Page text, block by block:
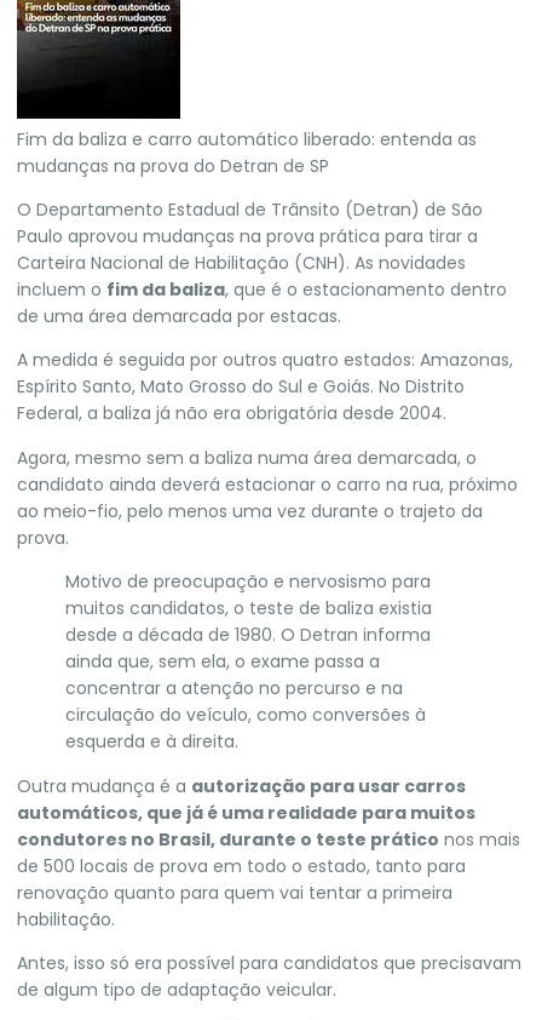
Fim da baliza e carro automático liberado: entenda as
mudanças na prova do Detran de SP
O Departamento Estadual de Trânsito (Detran) de São
Paulo aprovou mudanças na prova prática para tirar a
Carteira Nacional de Habilitação (CNH). As novidades
incluem o fim da baliza, que é o estacionamento dentro
de uma área demarcada por estacas.
A medida é seguida por outros quatro estados: Amazonas,
Espírito Santo, Mato Grosso do Sul e Goiás. No Distrito
Federal, a baliza já não era obrigatória desde 2004.
Agora, mesmo sem a baliza numa área demarcada, o
candidato ainda deverá estacionar o carro na rua, próximo
ao meio-fio, pelo menos uma vez durante o trajeto da
prova.
Motivo de preocupação e nervosismo para
muitos candidatos, o teste de baliza existia
desde a década de 1980. O Detran informa
ainda que, sem ela, o exame passa a
concentrar a atenção no percurso e na
circulação do veículo, como conversões à
esquerda e à direita.
Outra mudança é a autorização para usar carros
automáticos, que já é uma realidade para muitos
condutores no Brasil, durante o teste prático nos mais
de 500 locais de prova em todo o estado, tanto para
renovação quanto para quem vai tentar a primeira
habilitação.
Antes, isso só era possível para candidatos que precisavam
de algum tipo de adaptação veicular.